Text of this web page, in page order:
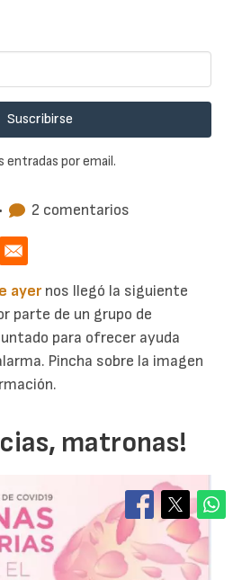
• 2 comentarios
ayer nos llegó la siguiente
parte de un grupo de
para ofrecer ayuda
Pincha sobre la imagen
matronas!
Suscribirse
entradas por email.